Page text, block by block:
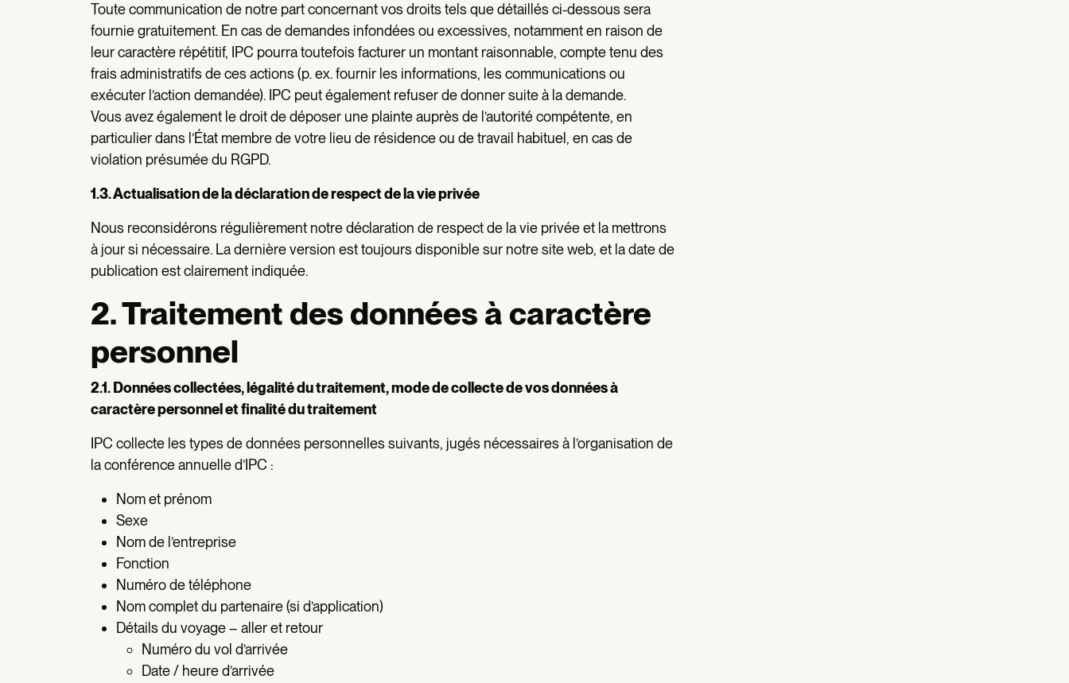
Toute communication de notre part concernant vos droits tels que détaillés ci-dessous sera
fournie gratuitement. En cas de demandes infondées ou excessives, notamment en raison de
leur caractère répétitif, IPC pourra toutefois facturer un montant raisonnable, compte tenu des
frais administratifs de ces actions (p. ex. fournir les informations, les communications ou
exécuter l’action demandée). IPC peut également refuser de donner suite à la demande.
Vous avez également le droit de déposer une plainte auprès de l’autorité compétente, en
particulier dans l’État membre de votre lieu de résidence ou de travail habituel, en cas de
violation présumée du RGPD.
1.3. Actualisation de la déclaration de respect de la vie privée
Nous reconsidérons régulièrement notre déclaration de respect de la vie privée et la mettrons
à jour si nécessaire. La dernière version est toujours disponible sur notre site web, et la date de
publication est clairement indiquée.
2. Traitement des données à caractère
personnel
2.1. Données collectées, légalité du traitement, mode de collecte de vos données à
caractère personnel et finalité du traitement
IPC collecte les types de données personnelles suivants, jugés nécessaires à l’organisation de
la conférence annuelle d’IPC :
Nom et prénom
Sexe
Nom de l’entreprise
Fonction
Numéro de téléphone
Nom complet du partenaire (si d’application)
Détails du voyage – aller et retour
Numéro du vol d’arrivée
Date / heure d’arrivée